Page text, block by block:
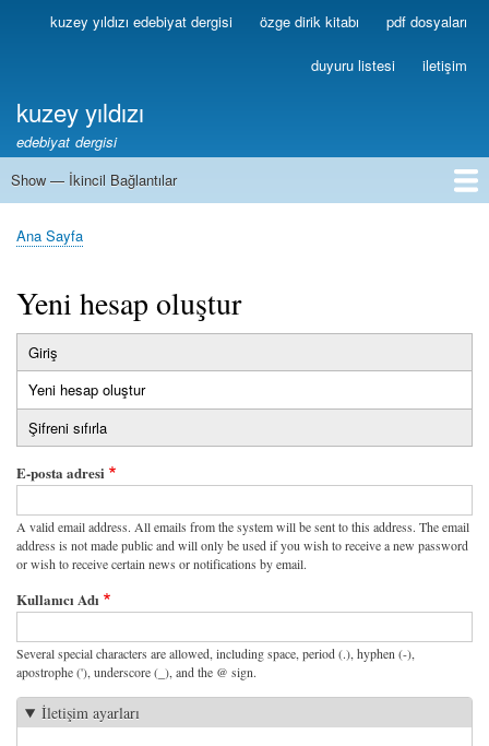
Ana
içeriğe
Birincilkuzey yıldızı edebiyat dergisi özge dirik kitabı pdf dosyaları
duyuru listesi iletişim
kuzey yıldızı
edebiyat dergisi
İkincil
Show — İkincil Bağlantılar
1
2
3
4
5
6
7
8
9
10
11
12
13
Sayfa
Ana Sayfa
Yeni hesap oluştur
Birincil
sekmeler
Giriş
Yeni hesap oluştur(etkin
sekme)
Şifreni sıfırla
E-posta adresi
A valid email address. All emails from the system will be sent to this address. The email
address is not made public and will only be used if you wish to receive a new password
or wish to receive certain news or notifications by email.
Kullanıcı Adı
Several special characters are allowed, including space, period (.), hyphen (-),
apostrophe ('), underscore (_), and the @ sign.
İletişim ayarları